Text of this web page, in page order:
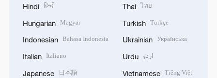
Hindi हिन्दी
Hungarian Magyar
Indonesian Bahasa Indonesia
Italian Italiano
Japanese 日本語
Thai ไทย
Turkish Türkçe
Ukrainian Українська
Urdu اردو
Vietnamese Tiếng Việt